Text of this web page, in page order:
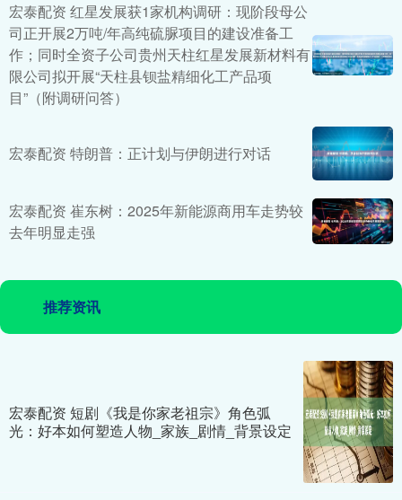
宏泰配资 红星发展获1家机构调研：现阶段母公
司正开展2万吨/年高纯硫脲项目的建设准备工
作；同时全资子公司贵州天柱红星发展新材料有
限公司拟开展“天柱县钡盐精细化工产品项
目”（附调研问答）
宏泰配资 特朗普：正计划与伊朗进行对话
宏泰配资 崔东树：2025年新能源商用车走势较
去年明显走强
推荐资讯
宏泰配资 短剧《我是你家老祖宗》角色弧
光：好本如何塑造人物_家族_剧情_背景设定